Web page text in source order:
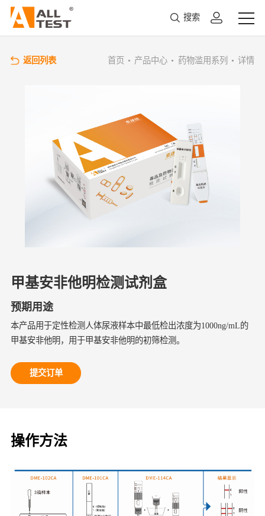
搜索
返回列表 首页 • 产品中心 • 药物滥用系列 • 详情
甲基安非他明检测试剂盒
预期用途
本产品用于定性检测人体尿液样本中最低检出浓度为1000ng/mL的
甲基安非他明，用于甲基安非他明的初筛检测。
提交订单
操作方法